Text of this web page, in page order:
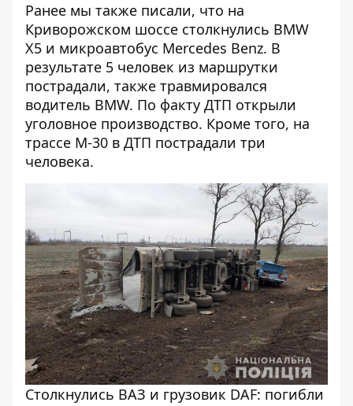
Ранее мы также писали, что на
Криворожском шоссе столкнулись BMW
X5 и микроавтобус Mercedes Benz. В
результате 5 человек из маршрутки
пострадали, также травмировался
водитель BMW. По факту ДТП открыли
уголовное производство. Кроме того, на
трассе М-30 в ДТП пострадали три
человека.
Столкнулись ВАЗ и грузовик DAF: погибли